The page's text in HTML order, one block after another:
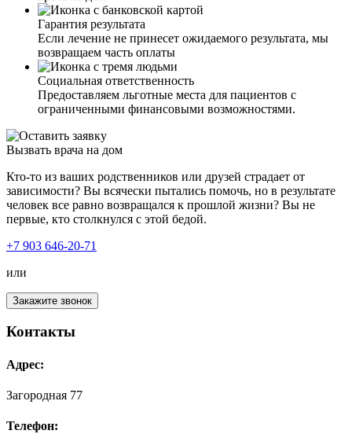
Гарантия результата
Если лечение не принесет ожидаемого результата, мы
возвращаем часть оплаты
Социальная ответственность
Предоставляем льготные места для пациентов с
ограниченными финансовыми возможностями.
Вызвать врача на дом
Кто-то из ваших родственников или друзей страдает от
зависимости? Вы всячески пытались помочь, но в результате
человек все равно возвращался к прошлой жизни? Вы не
первые, кто столкнулся с этой бедой.
+7 903 646-20-71
или
Закажите звонок
Контакты
Адрес:
Загородная 77
Телефон: